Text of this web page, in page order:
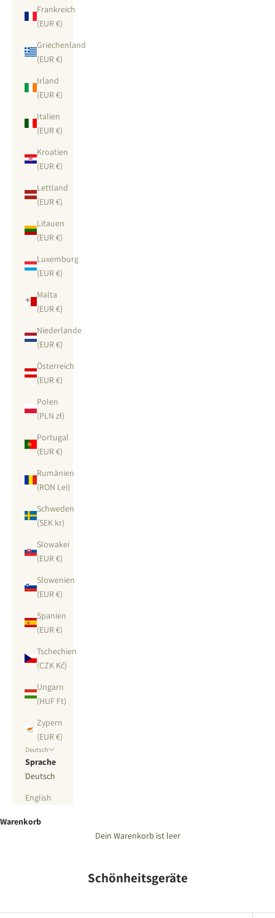
Frankreich
(EUR €)
Griechenland
(EUR €)
Irland
(EUR €)
Italien
(EUR €)
Kroatien
(EUR €)
Lettland
(EUR €)
Litauen
(EUR €)
Luxemburg
(EUR €)
Malta
(EUR €)
Niederlande
(EUR €)
Österreich
(EUR €)
Polen
(PLN zł)
Portugal
(EUR €)
Rumänien
(RON Lei)
Schweden
(SEK kr)
Slowakei
(EUR €)
Slowenien
(EUR €)
Spanien
(EUR €)
Tschechien
(CZK Kč)
Ungarn
(HUF Ft)
Zypern
(EUR €)
Deutsch
Sprache
Deutsch
English
Warenkorb
Dein Warenkorb ist leer
Schönheitsgeräte